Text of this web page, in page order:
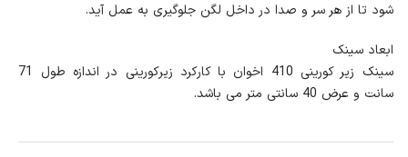
شود تا از هر سر و صدا در داخل لگن جلوگیری به عمل آید.
ابعاد سینک
سینک زیر کورینی 410 اخوان با کارکرد زیرکورینی در اندازه طول 71
سانت و عرض 40 سانتی متر می باشد.